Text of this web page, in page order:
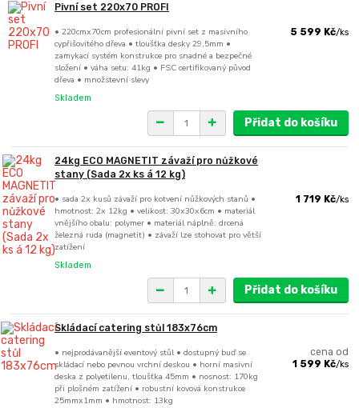
Pivní set 220x70 PROFI
• 220cmx70cm profesionální pivní set z masivního
cypřišovitého dřeva • tloušťka desky 29,5mm •
zamykací systém konstrukce pro snadné a bezpečné
složení • váha setu: 41kg • FSC certifikovaný původ
dřeva • množstevní slevy
5 599 Kč/ks
Skladem
Přidat do košíku
24kg ECO MAGNETIT závaží pro nůžkové
stany (Sada 2x ks á 12 kg)
• sada 2x kusů závaží pro kotvení nůžkových stanů •
hmotnost: 2x 12kg • velikost: 30x30x6cm • materiál
vnějšího obalu: polymer • materiál náplně: drcená
železná ruda (magnetit) • závaží lze stohovat pro větší
zatížení
1 719 Kč/ks
Skladem
Přidat do košíku
Skládací catering stůl 183x76cm
• nejprodávanější eventový stůl • dostupný buď se
skládací nebo pevnou vrchní deskou • horní masivní
deska z polyetilenu, tloušťka 45mm • nosnost: 170kg
při plošném zatížení • robustní kovová konstrukce
25mmx1mm • hmotnost: 13kg
cena od
1 599 Kč/ks